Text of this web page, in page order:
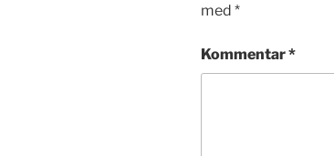
med *
Kommentar*